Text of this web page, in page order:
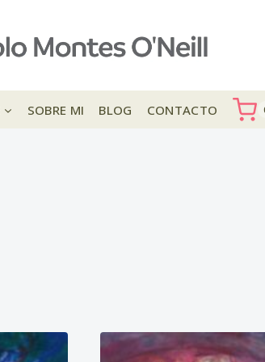
SOBRE MI BLOG CONTACTO